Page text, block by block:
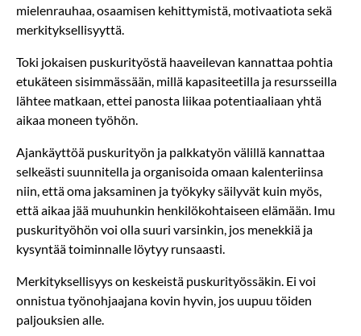
mielenrauhaa, osaamisen kehittymistä, motivaatiota sekä
merkityksellisyyttä.
Toki jokaisen puskurityöstä haaveilevan kannattaa pohtia
etukäteen sisimmässään, millä kapasiteetilla ja resursseilla
lähtee matkaan, ettei panosta liikaa potentiaaliaan yhtä
aikaa moneen työhön.
Ajankäyttöä puskurityön ja palkkatyön välillä kannattaa
selkeästi suunnitella ja organisoida omaan kalenteriinsa
niin, että oma jaksaminen ja työkyky säilyvät kuin myös,
että aikaa jää muuhunkin henkilökohtaiseen elämään. Imu
puskurityöhön voi olla suuri varsinkin, jos menekkiä ja
kysyntää toiminnalle löytyy runsaasti.
Merkityksellisyys on keskeistä puskurityössäkin. Ei voi
onnistua työnohjaajana kovin hyvin, jos uupuu töiden
paljouksien alle.